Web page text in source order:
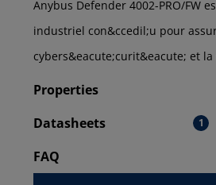
Anybus Defender 4002-PRO/FW
industriel con&ccedil;u pour
cybers&eacute;curit&eacute; et
Properties
Datasheets
1
FAQ